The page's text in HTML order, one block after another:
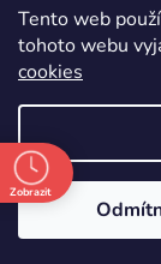
Tento web
tohoto webu
cookies
Copyright
Zobrazit